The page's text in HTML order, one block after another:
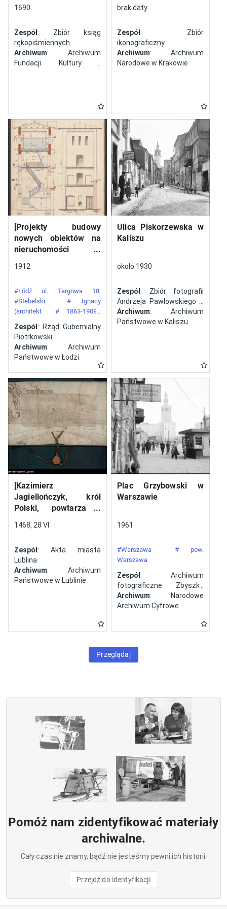
1690
Zespół: Zbiór ksiąg
rękopiśmiennych
Archiwum: Archiwum
Fundacji Kultury i
brak daty
Zespół: Zbiór
ikonograficzny
Archiwum: Archiwum
Narodowe w Krakowie
[Projekty budowy
nowych obiektów na
nieruchomości
numerem 34 przy ulicy
Łodzi]
1912
#Łódź ul. Targowa 18
#Stebelski
# Ignacy
(architekt
# 1863-1909)
Zespół: Rząd Gubernialny
Piotrkowski
Archiwum: Archiwum
Państwowe w Łodzi
Ulica Piskorzewska w
Kaliszu
około 1930
Zespół: Zbiór fotografii
Andrzeja Pawłowskiego z
Kalisza
Archiwum: Archiwum
Państwowe w Kaliszu
[Kazimierz
Jagiellończyk, król
Polski, powtarza i
wystawiony w Lublinie,
Jana ze Szczekocin,
starostę
1468, 28 VI
Zespół: Akta miasta
Lublina
Archiwum: Archiwum
Państwowe w Lublinie
Plac Grzybowski w
Warszawie
1961
#Warszawa
# pow.
Warszawa
Zespół: Archiwum
fotograficzne Zbyszka
Siemaszki
Archiwum: Narodowe
Archiwum Cyfrowe
Przeglądaj
Pomóż nam zidentyfikować materiały
archiwalne.
Cały czas nie znamy, bądź nie jesteśmy pewni ich historii.
Przejdź do identyfikacji